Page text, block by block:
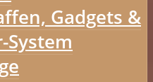
Gadgets &
System